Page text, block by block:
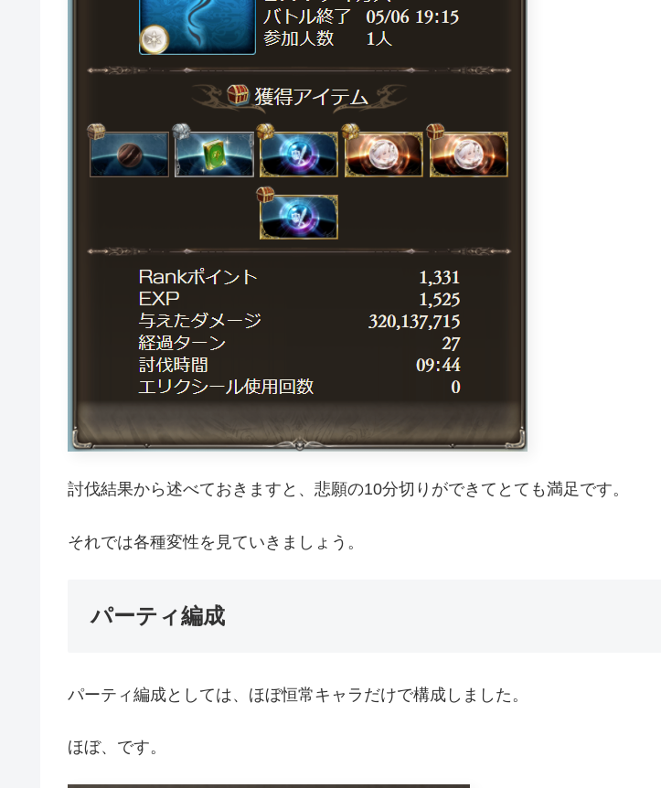
討伐結果から述べておきますと、悲願の10分切りができてとても満足です。
それでは各種変性を見ていきましょう。
パーティ編成
パーティ編成としては、ほぼ恒常キャラだけで構成しました。
ほぼ、です。